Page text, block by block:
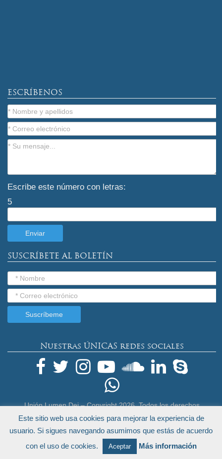
ESCRÍBENOS
Escribe este número con letras:
5
SUSCRÍBETE AL BOLETÍN
Nuestras ÚNICAS redes sociales
Unión Lumen Dei – Copyright2026. Todos los derechos
reservados.
Términos Legales y Política de Privacidad
Endeos.com
Este sitio web usa cookies para mejorar la experiencia de
usuario. Si sigues navegando asumimos que estás de acuerdo
con el uso de cookies.
Aceptar Más información